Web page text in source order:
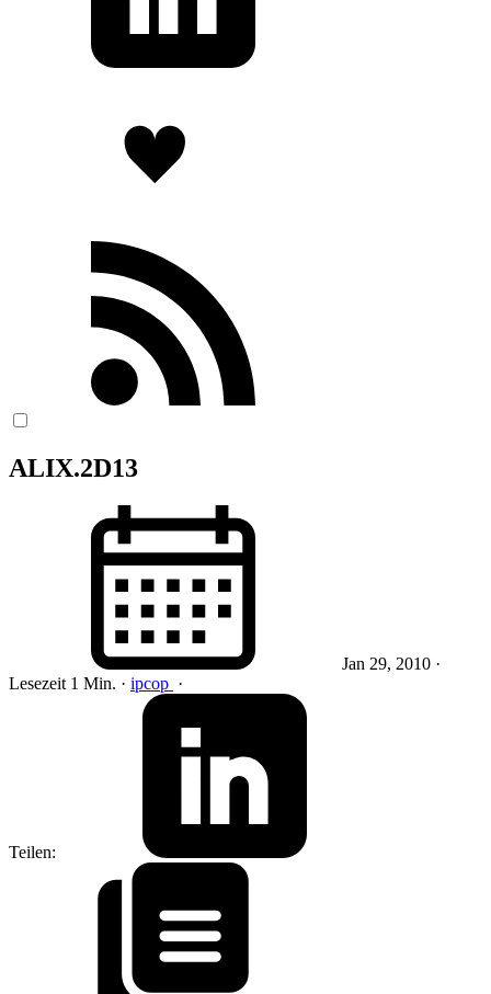
ALIX.2D13
Jan 29, 2010 ·
Lesezeit 1 Min. · ipcop ·
Teilen: